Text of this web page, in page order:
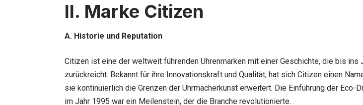
II. Marke Citizen
A. Historie und Reputation
Citizen ist eine der weltweit führenden Uhrenmarken mit einer Geschichte, die bis ins
zurückreicht. Bekannt für ihre Innovationskraft und Qualität, hat sich Citizen einen
sie kontinuierlich die Grenzen der Uhrmacherkunst erweitert. Die Einführung der Eco-
im Jahr 1995 war ein Meilenstein, der die Branche revolutionierte.